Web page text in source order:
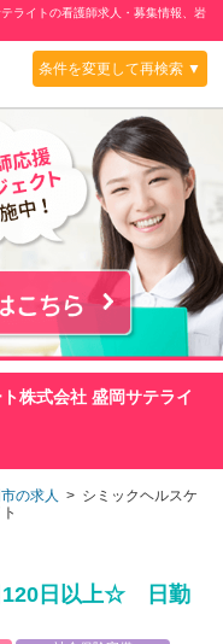
ライトの看護師求人・募集情報、岩
条件を変更して再検索 ▼
株式会社 盛岡サテライ
の求人 > シミックヘルスケ
120日以上☆ 日勤